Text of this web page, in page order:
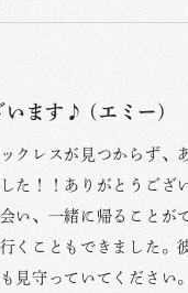
います♪ (エミー)
クレスが見つからず、
た！！ありがとうござ
い、一緒に帰ることが
くこともできました。
見守っていてください。